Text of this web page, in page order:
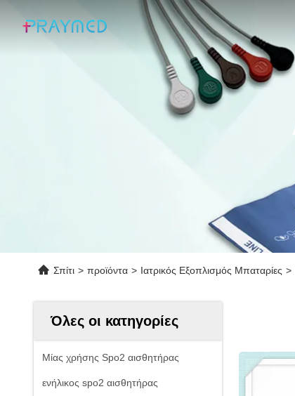
Σπίτι > προϊόντα > Ιατρικός Εξοπλισμός Μπαταρίες >
Όλες οι κατηγορίες
Μίας χρήσης Spo2 αισθητήρας
ενήλικος spo2 αισθητήρας